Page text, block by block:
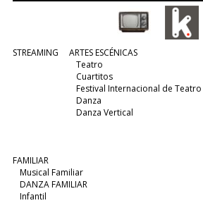
STREAMING
ARTES ESCÉNICAS
Teatro
Cuartitos
Festival Internacional de Teatro
Danza
Danza Vertical
FAMILIAR
Musical Familiar
DANZA FAMILIAR
Infantil